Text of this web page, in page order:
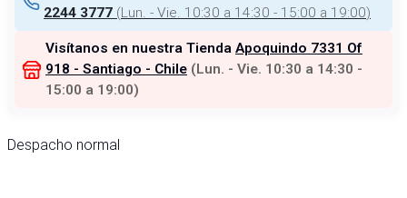
2244 3777 (Lun. - Vie. 10:30 a 14:30 - 15:00 a 19:00)
Visítanos en nuestra Tienda Apoquindo 7331 Of
918 - Santiago - Chile (Lun. - Vie. 10:30 a 14:30 -
15:00 a 19:00)
Despacho normal